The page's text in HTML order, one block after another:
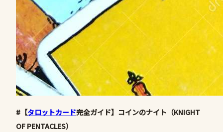
#【タロットカード完全ガイド】コインのナイト（KNIGHT
OF PENTACLES）